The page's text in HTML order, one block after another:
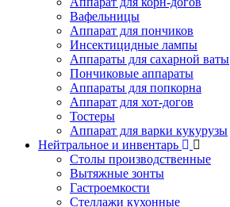
Вафельницы
Аппарат для пончиков
Инсектицидные лампы
Аппараты для сахарной ваты
Пончиковые аппараты
Аппараты для попкорна
Аппарат для хот-догов
Тостеры
Аппарат для варки кукурузы
Нейтральное и инвентарь
Столы производственные
Вытяжные зонты
Гастроемкости
Стеллажи кухонные